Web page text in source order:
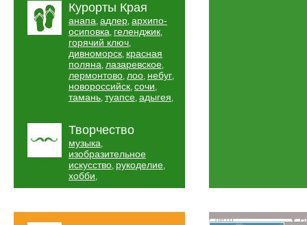
Курорты Края
анапа, адлер, архипо-
осиповка, геленджик,
горячий ключ,
дивноморск, красная
поляна, лазаревское,
лермонтово, лоо, небуг,
новороссийск, сочи,
тамань, туапсе, адыгея,
Творчество
музыка,
изобразительное
искусство, рукоделие,
хобби,
Лето